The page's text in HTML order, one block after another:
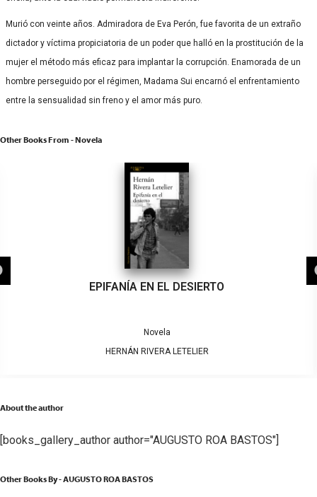
Murió con veinte años. Admiradora de Eva Perón, fue favorita de un extraño
dictador y víctima propiciatoria de un poder que halló en la prostitución de la
mujer el método más eficaz para implantar la corrupción. Enamorada de un
hombre perseguido por el régimen, Madama Sui encarnó el enfrentamiento
entre la sensualidad sin freno y el amor más puro.
Other Books From - Novela
EPIFANÍA EN EL DESIERTO
Novela
HERNÁN RIVERA LETELIER
About the author
[books_gallery_author author="AUGUSTO ROA BASTOS"]
Other Books By - AUGUSTO ROA BASTOS